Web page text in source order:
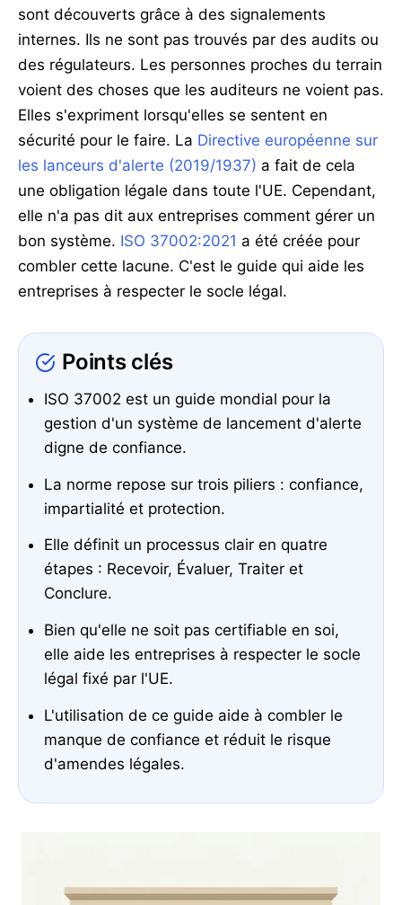
sont découverts grâce à des signalements
internes. Ils ne sont pas trouvés par des audits ou
des régulateurs. Les personnes proches du terrain
voient des choses que les auditeurs ne voient pas.
Elles s'expriment lorsqu'elles se sentent en
sécurité pour le faire. La Directive européenne sur
les lanceurs d'alerte (2019/1937) a fait de cela
une obligation légale dans toute l'UE. Cependant,
elle n'a pas dit aux entreprises comment gérer un
bon système. ISO 37002:2021 a été créée pour
combler cette lacune. C'est le guide qui aide les
entreprises à respecter le socle légal.
Points clés
ISO 37002 est un guide mondial pour la
gestion d'un système de lancement d'alerte
digne de confiance.
La norme repose sur trois piliers : confiance,
impartialité et protection.
Elle définit un processus clair en quatre
étapes : Recevoir, Évaluer, Traiter et
Conclure.
Bien qu'elle ne soit pas certifiable en soi,
elle aide les entreprises à respecter le socle
légal fixé par l'UE.
L'utilisation de ce guide aide à combler le
manque de confiance et réduit le risque
d'amendes légales.